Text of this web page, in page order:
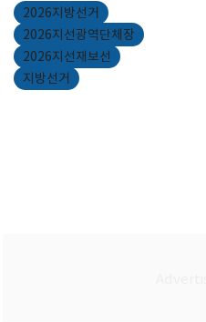
2026지방선거
2026지선광역단체장
2026지선재보선
지방선거